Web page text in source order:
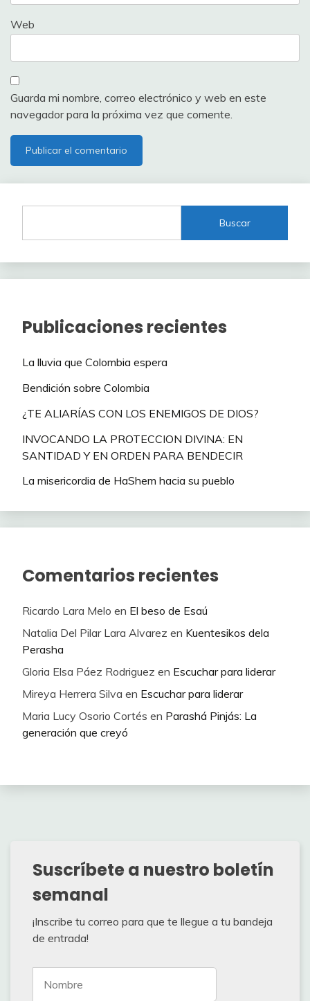
Web
Guarda mi nombre, correo electrónico y web en este
navegador para la próxima vez que comente.
Buscar
Publicaciones recientes
La lluvia que Colombia espera
Bendición sobre Colombia
¿TE ALIARÍAS CON LOS ENEMIGOS DE DIOS?
INVOCANDO LA PROTECCION DIVINA: EN
SANTIDAD Y EN ORDEN PARA BENDECIR
La misericordia de HaShem hacia su pueblo
Comentarios recientes
Ricardo Lara Melo en El beso de Esaú
Natalia Del Pilar Lara Alvarez en Kuentesikos dela
Perasha
Gloria Elsa Páez Rodriguez en Escuchar para liderar
Mireya Herrera Silva en Escuchar para liderar
Maria Lucy Osorio Cortés en Parashá Pinjás: La
generación que creyó
Suscríbete a nuestro boletín
semanal
¡Inscribe tu correo para que te llegue a tu bandeja
de entrada!